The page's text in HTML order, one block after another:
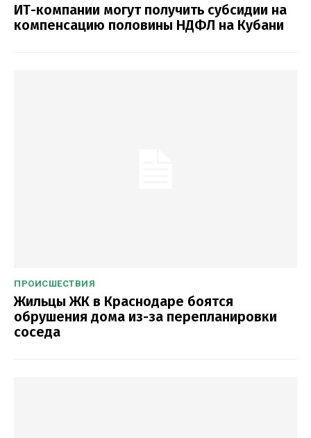
ИТ-компании могут получить субсидии на
компенсацию половины НДФЛ на Кубани
ПРОИСШЕСТВИЯ
Жильцы ЖК в Краснодаре боятся
обрушения дома из-за перепланировки
соседа